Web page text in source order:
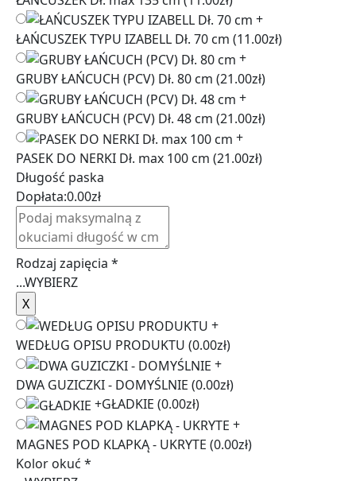
+
ŁAŃCUSZEK TYPU IZABELL Dł. 70 cm (11.00zł)
+
GRUBY ŁAŃCUCH (PCV) Dł. 80 cm (21.00zł)
+
GRUBY ŁAŃCUCH (PCV) Dł. 48 cm (21.00zł)
+
PASEK DO NERKI Dł. max 100 cm (21.00zł)
Długość paska
Dopłata:0.00zł
Rodzaj zapięcia *
...WYBIERZ
+
WEDŁUG OPISU PRODUKTU (0.00zł)
+
DWA GUZICZKI - DOMYŚLNIE (0.00zł)
+GŁADKIE (0.00zł)
+
MAGNES POD KLAPKĄ - UKRYTE (0.00zł)
Kolor okuć *